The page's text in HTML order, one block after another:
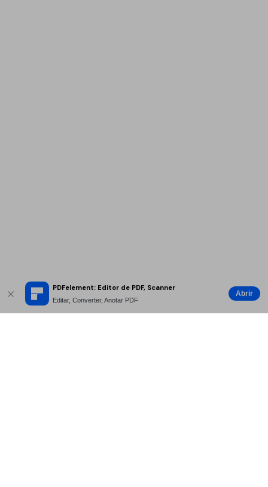
PDFelement: Editor de PDF, Scanner
Editar, Converter, Anotar PDF
Abrir